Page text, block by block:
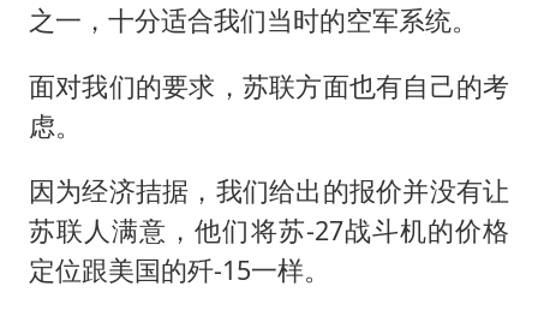
之一，十分适合我们当时的空军系统。
面对我们的要求，苏联方面也有自己的考
虑。
因为经济拮据，我们给出的报价并没有让
苏联人满意，他们将苏-27战斗机的价格
定位跟美国的歼-15一样。